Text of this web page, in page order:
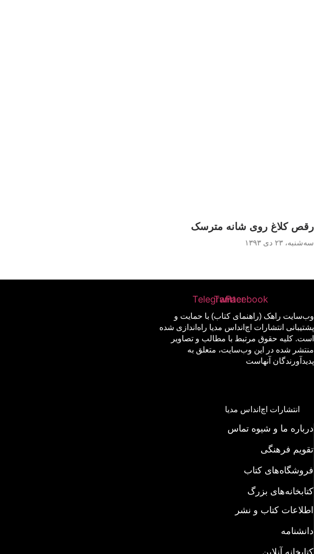
رقص کلاغ روی شانه مترسک
سه‌شنبه، ۲۳ دی ۱۳۹۳
Facebook
Twitter
Telegram
وب‌سایت راهک (راهنمای کتاب) با حمایت و
پشتیبانی انتشارات اچ‌اند‌اس مدیا راه‌اندازی شده
است. کلیه حقوق مرتبط با مطالب و تصاویر
منتشر شده در این وب‌سایت، متعلق به
پدیدآورندگان آنهاست
انتشارات اچ‌اند‌اس مدیا
درباره ما و شیوه تماس
تقویم فرهنگی
فروشگاه‌های کتاب
کتابخانه‌های بزرگ
اطلاعات کتاب و نشر
دانشنامه
کتابخانه آنلاین